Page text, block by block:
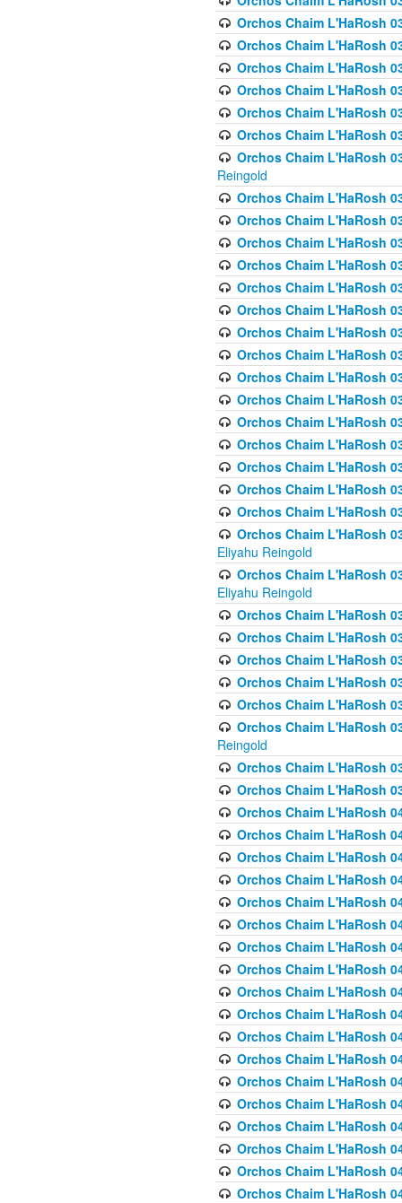
Orchos Chaim L'HaRosh
Orchos Chaim L'HaRosh
Orchos Chaim L'HaRosh
Orchos Chaim L'HaRosh
Orchos Chaim L'HaRosh
Orchos Chaim L'HaRosh
Orchos Chaim L'HaRosh
Reingold
Orchos Chaim L'HaRosh
Orchos Chaim L'HaRosh
Orchos Chaim L'HaRosh
Orchos Chaim L'HaRosh
Orchos Chaim L'HaRosh
Orchos Chaim L'HaRosh
Orchos Chaim L'HaRosh
Orchos Chaim L'HaRosh
Orchos Chaim L'HaRosh
Orchos Chaim L'HaRosh
Orchos Chaim L'HaRosh
Orchos Chaim L'HaRosh
Orchos Chaim L'HaRosh
Orchos Chaim L'HaRosh
Orchos Chaim L'HaRosh
Orchos Chaim L'HaRosh
Eliyahu Reingold
Orchos Chaim L'HaRosh
Eliyahu Reingold
Orchos Chaim L'HaRosh
Orchos Chaim L'HaRosh
Orchos Chaim L'HaRosh
Orchos Chaim L'HaRosh
Orchos Chaim L'HaRosh
Orchos Chaim L'HaRosh
Reingold
Orchos Chaim L'HaRosh
Orchos Chaim L'HaRosh
Orchos Chaim L'HaRosh
Orchos Chaim L'HaRosh
Orchos Chaim L'HaRosh
Orchos Chaim L'HaRosh
Orchos Chaim L'HaRosh
Orchos Chaim L'HaRosh
Orchos Chaim L'HaRosh
Orchos Chaim L'HaRosh
Orchos Chaim L'HaRosh
Orchos Chaim L'HaRosh
Orchos Chaim L'HaRosh
Orchos Chaim L'HaRosh
Orchos Chaim L'HaRosh
Orchos Chaim L'HaRosh
Orchos Chaim L'HaRosh
Orchos Chaim L'HaRosh
Orchos Chaim L'HaRosh
Orchos Chaim L'HaRosh